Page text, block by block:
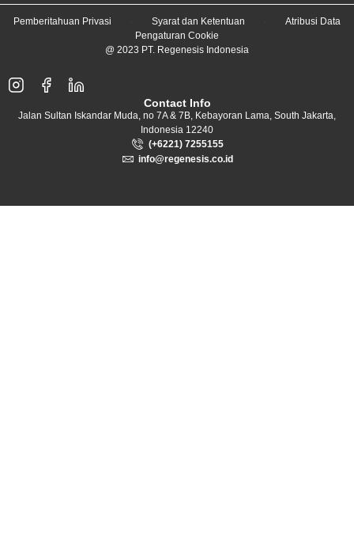
Pemberitahuan Privasi Syarat dan Ketentuan
Atribusi Data
Pengaturan Cookie
@ 2023 PT. Regenesis Indonesia
Contact Info
Jalan Sultan Iskandar Muda, no 7A & 7B, Kebayoran Lama, South Jakarta,
Indonesia 12240
(+6221) 7255155
info@regenesis.co.id